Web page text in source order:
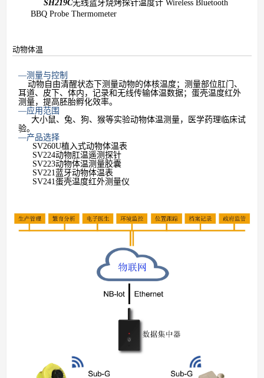
SH219C无线蓝牙烧烤探针温度计 Wireless Bluetooth
BBQ Probe Thermometer
动物体温
—测量与控制
动物自由清醒状态下测量动物的体核温度；测量部位肛门、
耳道、皮下、体内，记录和无线传输体温数据；蛋壳温度红外
测量，提高胚胎孵化效率。
—应用范围
大小鼠、兔、狗、猴等实验动物体温测量，医学药理临床试
验。
—产品选择
SV260U植入式动物体温表
SV224动物肛温遥测探针
SV223动物体温测量胶囊
SV221蓝牙动物体温表
SV241蛋壳温度红外测量仪